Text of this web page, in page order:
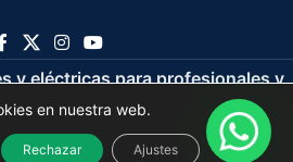
y eléctricas para profesionales y
2021
en nuestra web.
Rechazar Ajustes